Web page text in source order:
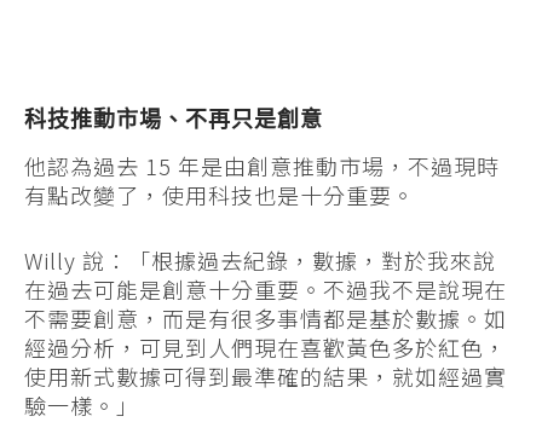
科技推動市場、不再只是創意
他認為過去 15 年是由創意推動市場，不過現時
有點改變了，使用科技也是十分重要。
Willy 說：「根據過去紀錄，數據，對於我來說
在過去可能是創意十分重要。不過我不是說現在
不需要創意，而是有很多事情都是基於數據。如
經過分析，可見到人們現在喜歡黃色多於紅色，
使用新式數據可得到最準確的結果，就如經過實
驗一樣。」